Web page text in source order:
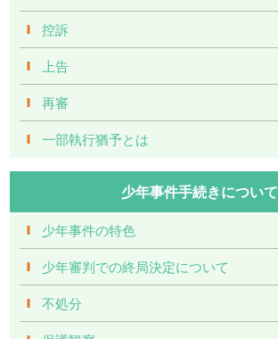
控訴
上告
再審
一部執行猶予とは
少年事件手続きについて
少年事件の特色
少年審判での終局決定について
不処分